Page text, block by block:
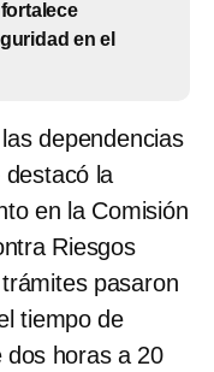
en el
dependencias
destacó la
en la Comisión
Riesgos
pasaron
tiempo de
dos horas a 20